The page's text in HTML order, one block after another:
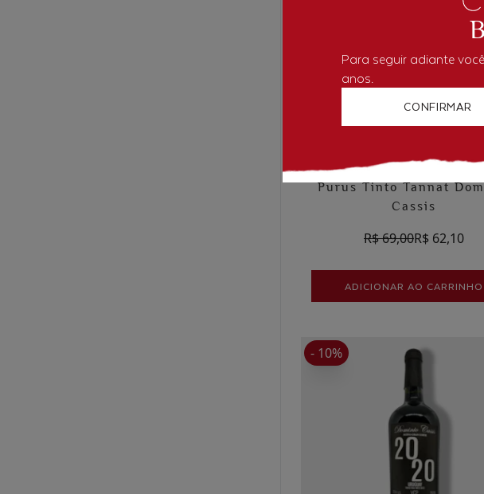
Para seguir adiante
anos.
CONFIRMAR
Purus Tinto Tannat
Cassis
R$ 69,00R$ 62,10
ADICIONAR AO CARRINHO
- 10%